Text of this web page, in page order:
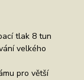
tlak 8 tun
velkého
pro větší